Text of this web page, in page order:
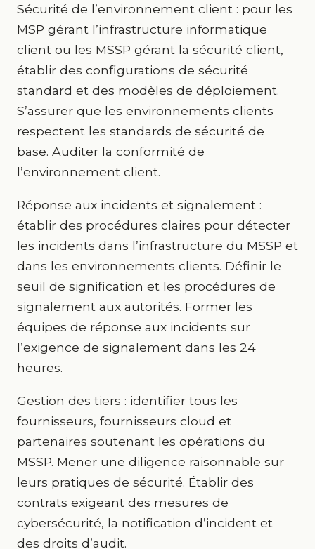
Sécurité de l’environnement client : pour les
MSP gérant l’infrastructure informatique
client ou les MSSP gérant la sécurité client,
établir des configurations de sécurité
standard et des modèles de déploiement.
S’assurer que les environnements clients
respectent les standards de sécurité de
base. Auditer la conformité de
l’environnement client.
Réponse aux incidents et signalement :
établir des procédures claires pour détecter
les incidents dans l’infrastructure du MSSP et
dans les environnements clients. Définir le
seuil de signification et les procédures de
signalement aux autorités. Former les
équipes de réponse aux incidents sur
l’exigence de signalement dans les 24
heures.
Gestion des tiers : identifier tous les
fournisseurs, fournisseurs cloud et
partenaires soutenant les opérations du
MSSP. Mener une diligence raisonnable sur
leurs pratiques de sécurité. Établir des
contrats exigeant des mesures de
cybersécurité, la notification d’incident et
des droits d’audit.